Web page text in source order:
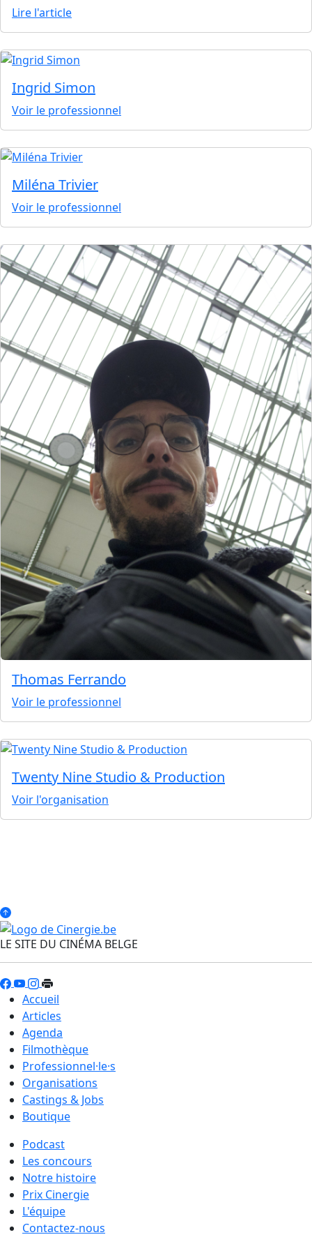
Lire l'article
Ingrid Simon
Voir le professionnel
Miléna Trivier
Voir le professionnel
Thomas Ferrando
Voir le professionnel
Twenty Nine Studio & Production
Voir l'organisation
LE SITE DU CINÉMA BELGE
Accueil
Articles
Agenda
Filmothèque
Professionnel·le·s
Organisations
Castings & Jobs
Boutique
Podcast
Les concours
Notre histoire
Prix Cinergie
L'équipe
Contactez-nous